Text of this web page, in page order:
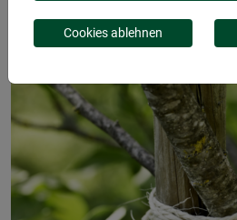
Cookies ablehnen